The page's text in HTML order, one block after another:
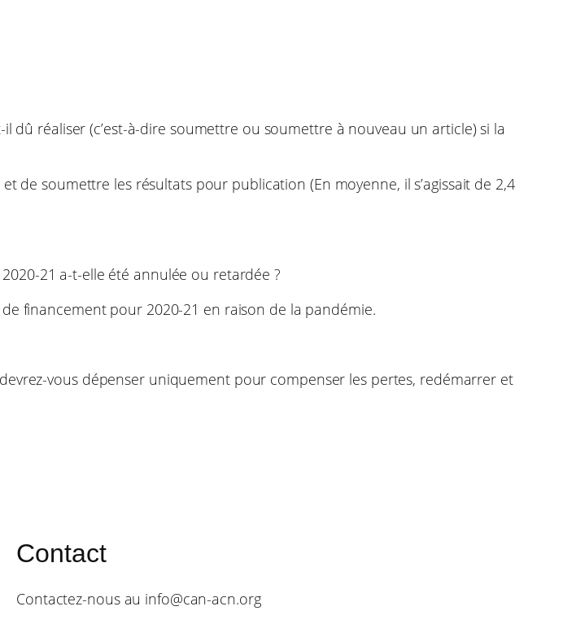
réaliser (c’est-à-dire soumettre ou soumettre à nouveau un article) si la
de soumettre les résultats pour publication (En moyenne, il s’agissait de 2,4
21 a-t-elle été annulée ou retardée ?
financement pour 2020-21 en raison de la pandémie.
vous dépenser uniquement pour compenser les pertes, redémarrer et
Contact
Contactez-nous au info@can-acn.org